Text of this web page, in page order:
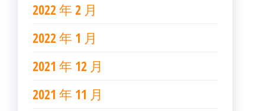
2022 年 2 月
2022 年 1 月
2021 年 12 月
2021 年 11 月